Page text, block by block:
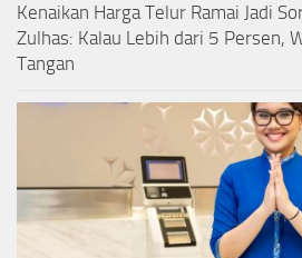
Kenaikan Harga Telur Ramai Jadi
Zulhas: Kalau Lebih dari 5 Persen,
Tangan